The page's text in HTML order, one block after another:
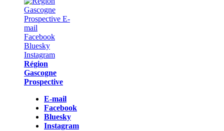
Région
Gascogne
Prospective
E-mail
Facebook
Bluesky
Instagram